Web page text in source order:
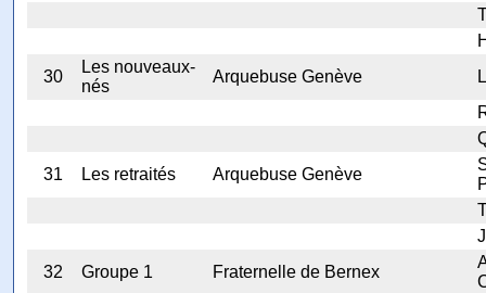
30
Les nouveaux-
nés
Arquebuse Genève
31
Les retraités Arquebuse Genève
32
Groupe 1 Fraternelle de Bernex